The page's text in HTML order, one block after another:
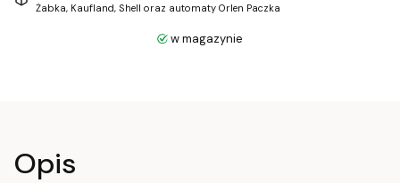
Żabka, Kaufland, Shell oraz automaty Orlen Paczka
w magazynie
Opis